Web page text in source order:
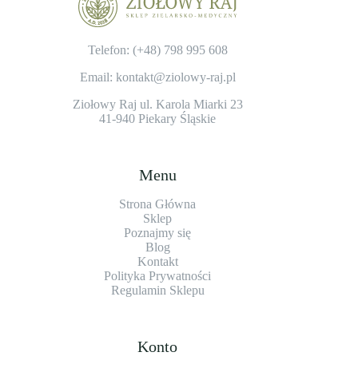
Telefon: (+48) 798 995 608
Email: kontakt@ziolowy-raj.pl
Ziołowy Raj ul. Karola Miarki 23
41-940 Piekary Śląskie
Menu
Strona Główna
Sklep
Poznajmy się
Blog
Kontakt
Polityka Prywatności
Regulamin Sklepu
Konto